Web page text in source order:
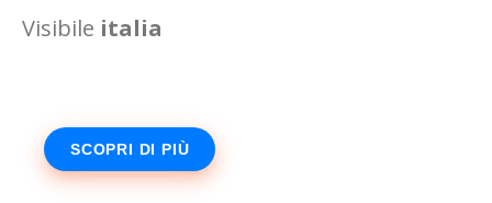
Visibile italia
SCOPRI DI PIÙ